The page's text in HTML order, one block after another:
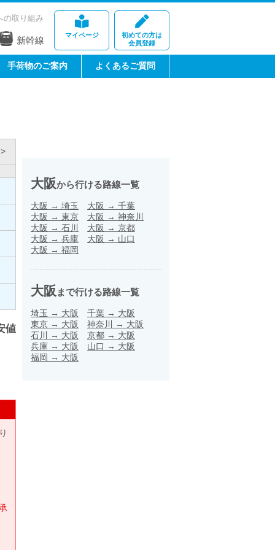
マイページ
初めての方は
会員登録
の取り組み
新幹線
手荷物のご案内 よくあるご質問
値
大阪から行ける路線一覧
大阪 → 埼玉 大阪 → 千葉
大阪 → 東京 大阪 → 神奈川
大阪 → 石川 大阪 → 京都
大阪 → 兵庫 大阪 → 山口
大阪 → 福岡
大阪 まで行ける路線一覧
埼玉 → 大阪 千葉 → 大阪
東京 → 大阪 神奈川 → 大阪
石川
→ 大阪 京都 → 大阪
兵庫 → 大阪 山口 → 大阪
福岡 → 大阪